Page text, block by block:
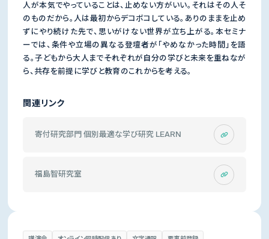
人が本気でやっていることは、止めない方がいい。それはその人そ
のものだから。人は最初からデコボコしている。ありのままを止め
ずにやり続けた先で、思いがけない世界が立ち上がる。本セミナ
ーでは、条件や立場の異なる登壇者が「やめなかった時間」を語
る。子どもから大人まで――それぞれが自分の学びと未来を重ねなが
ら、共存を前提に学びと教育のこれからを考える。
関連リンク
寄付研究部門 個別最適な学び研究 LEARN
福島智研究室